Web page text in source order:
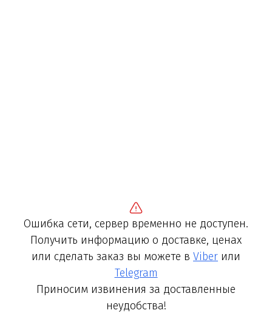
Ошибка сети, сервер временно не доступен.
Получить информацию о доставке, ценах
или сделать заказ вы можете в Viber или
Telegram
Приносим извинения за доставленные
неудобства!